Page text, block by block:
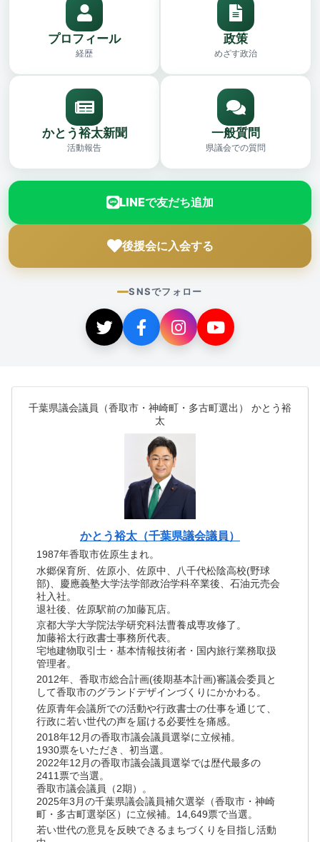
プロフィール
経歴
政策
めざす政治
かとう裕太新聞
活動報告
一般質問
県議会での質問
LINEで友だち追加
後援会に入会する
SNSでフォロー
千葉県議会議員（香取市・神崎町・多古町選出） かとう裕
太
かとう裕太（千葉県議会議員）
1987年香取市佐原生まれ。
水郷保育所、佐原小、佐原中、八千代松陰高校(野球
部)、慶應義塾大学法学部政治学科卒業後、石油元売会
社入社。
退社後、佐原駅前の加藤瓦店。
京都大学大学院法学研究科法曹養成専攻修了。
加藤裕太行政書士事務所代表。
宅地建物取引士・基本情報技術者・国内旅行業務取扱
管理者。
2012年、香取市総合計画(後期基本計画)審議会委員と
して香取市のグランドデザインづくりにかかわる。
佐原青年会議所での活動や行政書士の仕事を通じて、
行政に若い世代の声を届ける必要性を痛感。
2018年12月の香取市議会議員選挙に立候補。
1930票をいただき、初当選。
2022年12月の香取市議会議員選挙では歴代最多の
2411票で当選。
香取市議会議員（2期）。
2025年3月の千葉県議会議員補欠選挙（香取市・神崎
町・多古町選挙区）に立候補。14,649票で当選。
若い世代の意見を反映できるまちづくりを目指し活動